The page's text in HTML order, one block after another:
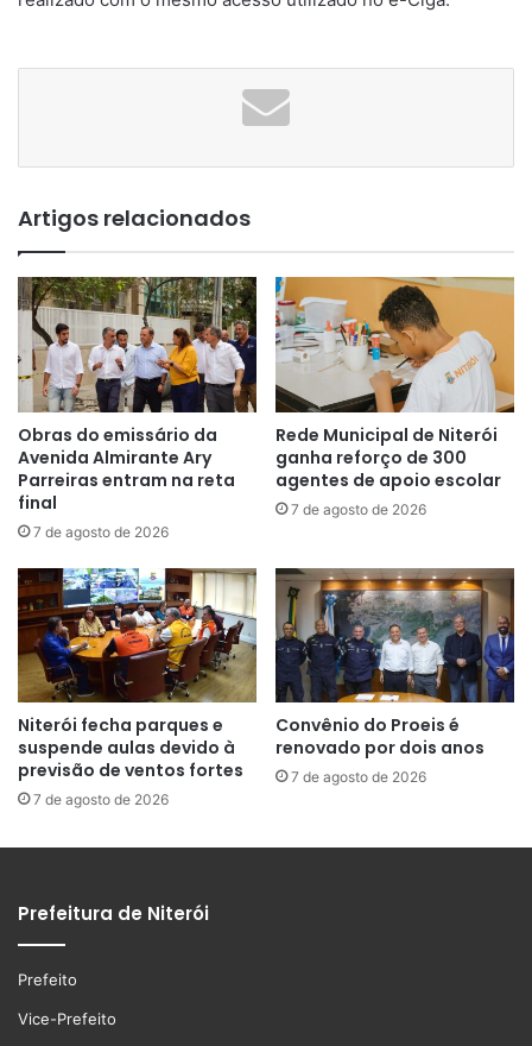
Artigos relacionados
Obras do emissário da
Avenida Almirante Ary
Parreiras entram na reta
final
7 de agosto de 2026
Rede Municipal de Niterói
ganha reforço de 300
agentes de apoio escolar
7 de agosto de 2026
Niterói fecha parques e
suspende aulas devido à
previsão de ventos fortes
7 de agosto de 2026
Convênio do Proeis é
renovado por dois anos
7 de agosto de 2026
Prefeitura de Niterói
Prefeito
Vice-Prefeito